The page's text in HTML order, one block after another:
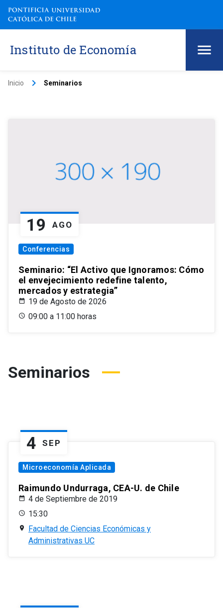
Instituto de Economía
Inicio keyboard_arrow_right Seminarios
19 AGO
Conferencias
Seminario: “El Activo que Ignoramos: Cómo
el envejecimiento redefine talento,
mercados y estrategia”
19 de Agosto de 2026
09:00 a 11:00 horas
Seminarios
4 SEP
Microeconomía Aplicada
Raimundo Undurraga, CEA-U. de Chile
4 de Septiembre de 2019
15:30
Facultad de Ciencias Económicas y
Administrativas UC